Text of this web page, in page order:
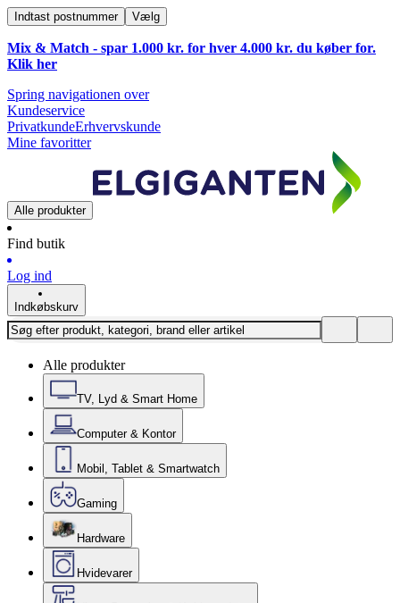
Indtast postnummer Vælg
Mix & Match - spar 1.000 kr. for hver 4.000 kr. du køber for.
Klik her
Spring navigationen over
Kundeservice
PrivatkundeErhvervskunde
Mine favoritter
Alle produkter
Find butik
Log ind
Indkøbskurv
Alle produkter
TV, Lyd & Smart Home
Computer & Kontor
Mobil, Tablet & Smartwatch
Gaming
Hardware
Hvidevarer